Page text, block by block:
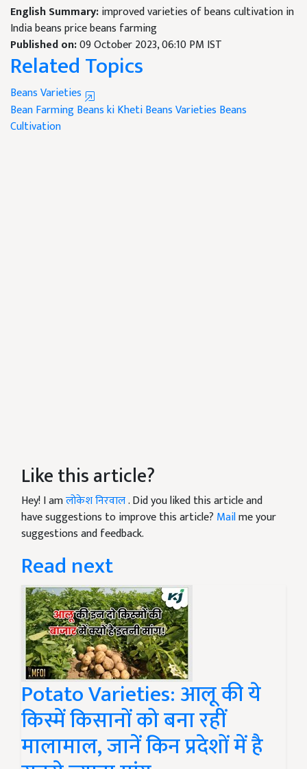
English Summary:improved varieties of beans cultivation in
India beans price beans farming
Published on:09 October 2023, 06:10 PM IST
Related Topics
Beans Varieties
Bean FarmingBeans ki KhetiBeans Varieties Beans
Cultivation
Like this article?
Hey! I amलोकेश निरवाल. Did you liked this article and
have suggestions to improve this article? Mailme your
suggestions and feedback.
Read next
Potato Varieties: आलू की ये
किस्में किसानों को बना रहीं
मालामाल, जानें किन प्रदेशों में है